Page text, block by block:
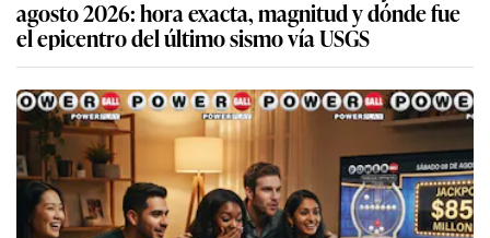
agosto 2026: hora exacta, magnitud y dónde fue
el epicentro del último sismo vía USGS